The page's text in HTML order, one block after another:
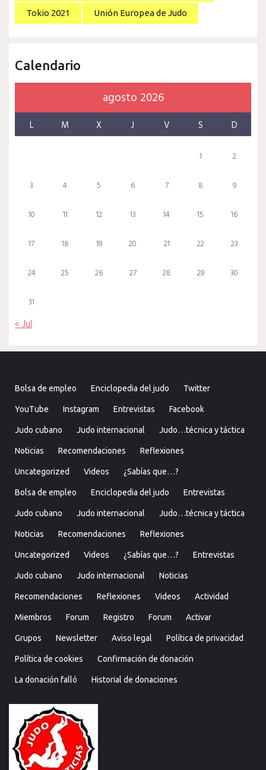
Tokio 2021 Unión Europea de Judo
Calendario
agosto 2026
L M X J V S D
1 2
3 4 5 6 7 8 9
10 11 12 13 14 15 16
17 18 19 20 21 22 23
24 25 26 27 28 29 30
31
« Jul
Bolsa de empleo Enciclopedia del judo Twitter
YouTube Instagram Entrevistas Facebook
Judo cubano Judo internacional Judo…técnica y táctica
Noticias Recomendaciones Reflexiones
Uncategorized Videos ¿Sabías que…?
Bolsa de empleo Enciclopedia del judo Entrevistas
Judo cubano Judo internacional Judo…técnica y táctica
Noticias Recomendaciones Reflexiones
Uncategorized Videos ¿Sabías que…? Entrevistas
Judo cubano Judo internacional Noticias
Recomendaciones Reflexiones Videos Actividad
Miembros Forum Registro Forum Activar
Grupos Newsletter Aviso legal Política de privacidad
Política de cookies Confirmación de donación
La donación falló Historial de donaciones